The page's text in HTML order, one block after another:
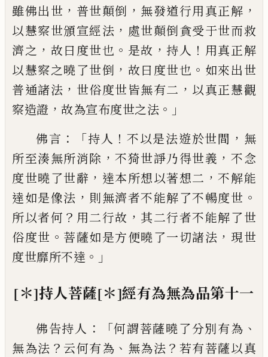
雖佛出世 ， 普世顛倒 ， 無發道行用真正解 ，
以慧察世頒宣經法 ， 處世顛倒貪受于世而救
濟之 ， 故曰度世也 。 是故 ， 持人 ！ 用真正解
以慧察之曉了世倒 ， 故曰度世也 。 如來出世
普通諸法 ， 世俗度世皆無有二 ， 以真正慧觀
察造證 ， 故為宣布度世之法 。」
佛言 ：「持人 ！不以是法遊於世間 ， 無
所至湊無所消除 ，不猗世諍乃得世義 ，不念
度世曉了世辭 ， 達本所想以著想二 ，不解能
達如是像法 ， 則無濟者不能解了不暢度世 。
所以者何 ？ 用二行故 ，其二行者不能解了世
俗度世 。 菩薩如是方便曉了一切諸法 ， 現世
度世靡所不達 。」
[＊]持人菩薩[＊]經有為無為品第十一
佛告持人 ：「何謂菩薩曉了分別有為 、
無為法 ？ 云何有為 、 無為法 ？ 若有菩薩以真